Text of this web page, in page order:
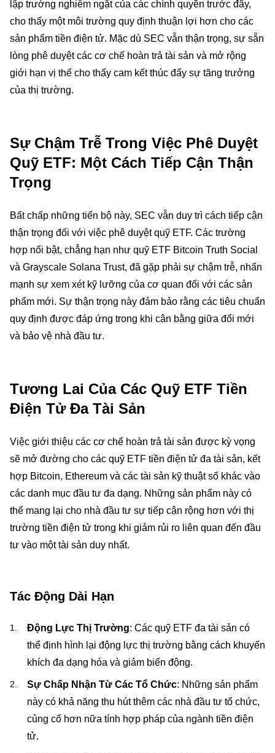
lập trường nghiêm ngặt của các chính quyền trước đây,
cho thấy một môi trường quy định thuận lợi hơn cho các
sản phẩm tiền điện tử. Mặc dù SEC vẫn thận trọng, sự sẵn
lòng phê duyệt các cơ chế hoàn trả tài sản và mở rộng
giới hạn vị thế cho thấy cam kết thúc đẩy sự tăng trưởng
của thị trường.
Sự Chậm Trễ Trong Việc Phê Duyệt
Quỹ ETF: Một Cách Tiếp Cận Thận
Trọng
Bất chấp những tiến bộ này, SEC vẫn duy trì cách tiếp cận
thận trọng đối với việc phê duyệt quỹ ETF. Các trường
hợp nổi bật, chẳng hạn như quỹ ETF Bitcoin Truth Social
và Grayscale Solana Trust, đã gặp phải sự chậm trễ, nhấn
mạnh sự xem xét kỹ lưỡng của cơ quan đối với các sản
phẩm mới. Sự thận trọng này đảm bảo rằng các tiêu chuẩn
quy định được đáp ứng trong khi cân bằng giữa đổi mới
và bảo vệ nhà đầu tư.
Tương Lai Của Các Quỹ ETF Tiền
Điện Tử Đa Tài Sản
Việc giới thiệu các cơ chế hoàn trả tài sản được kỳ vọng
sẽ mở đường cho các quỹ ETF tiền điện tử đa tài sản, kết
hợp Bitcoin, Ethereum và các tài sản kỹ thuật số khác vào
các danh mục đầu tư đa dạng. Những sản phẩm này có
thể mang lại cho nhà đầu tư sự tiếp cận rộng hơn với thị
trường tiền điện tử trong khi giảm rủi ro liên quan đến đầu
tư vào một tài sản duy nhất.
Tác Động Dài Hạn
Động Lực Thị Trường: Các quỹ ETF đa tài sản có
thể định hình lại động lực thị trường bằng cách khuyến
khích đa dạng hóa và giảm biến động.
Sự Chấp Nhận Từ Các Tổ Chức: Những sản phẩm
này có khả năng thu hút thêm các nhà đầu tư tổ chức,
củng cố hơn nữa tính hợp pháp của ngành tiền điện
tử.